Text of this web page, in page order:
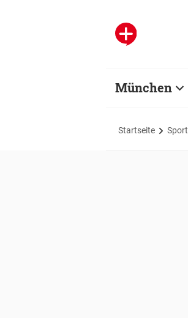
München
Startseite Sport